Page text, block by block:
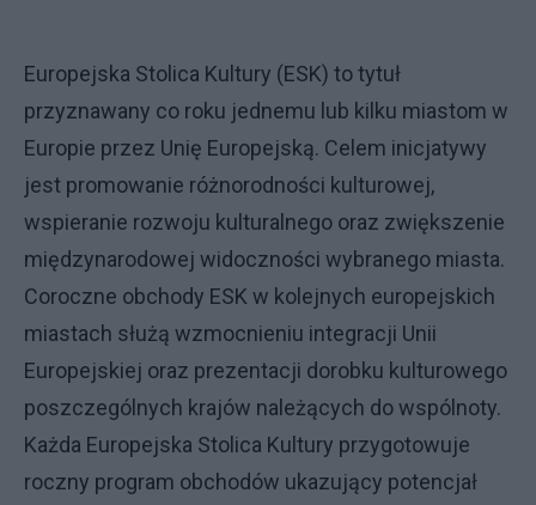
Europejska Stolica Kultury (ESK) to tytuł
przyznawany co roku jednemu lub kilku miastom w
Europie przez Unię Europejską. Celem inicjatywy
jest promowanie różnorodności kulturowej,
wspieranie rozwoju kulturalnego oraz zwiększenie
międzynarodowej widoczności wybranego miasta.
Coroczne obchody ESK w kolejnych europejskich
miastach służą wzmocnieniu integracji Unii
Europejskiej oraz prezentacji dorobku kulturowego
poszczególnych krajów należących do wspólnoty.
Każda Europejska Stolica Kultury przygotowuje
roczny program obchodów ukazujący potencjał